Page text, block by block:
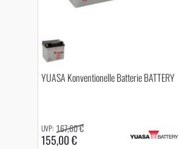
YUASA Konventionelle Batterie BATTERY
155,00 €
167,60 €